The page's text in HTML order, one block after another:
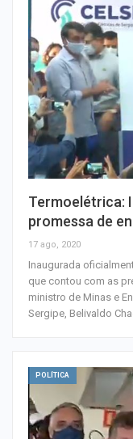
Termoelétrica:
promessa de
17 ago, 2020
Inaugurada
que contou com as
ministro de Minas e
Sergipe, Belivaldo
POLÍTICA